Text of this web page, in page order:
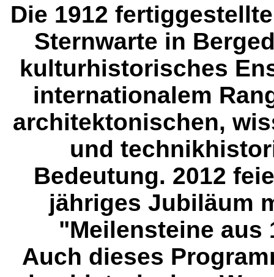
Die 1912
Sternwarte in
kulturhistorisches
internationalem
architektonischen,
und
Bedeutung. 2012
jähriges Jubiläum
"Meilensteine aus
Auch dieses